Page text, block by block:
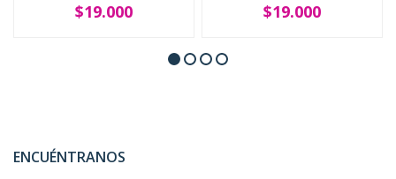
$19.000 $19.000
ENCUÉNTRANOS